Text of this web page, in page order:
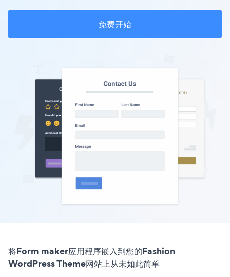
免费开始
将Form maker应用程序嵌入到您的Fashion
WordPress Theme网站上从未如此简单